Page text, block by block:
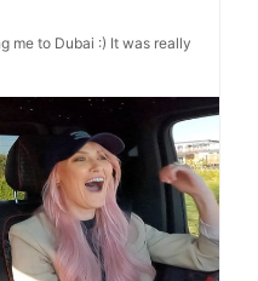
me to Dubai :) It was really